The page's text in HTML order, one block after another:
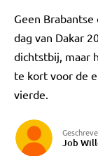
Geen
dag van Dakar
dichtstbij, maar
te kort voor de
vierde.
Job